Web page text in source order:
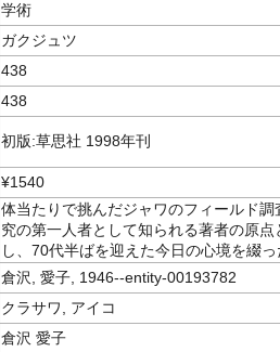
学術
ガクジュツ
438
438
初版:草思社 1998年刊
¥1540
体当たりで挑んだジャワのフィールド
究の第一人者として知られる著者の原
し、70代半ばを迎えた今日の心境を綴
倉沢, 愛子, 1946--entity-00193782
クラサワ, アイコ
倉沢 愛子